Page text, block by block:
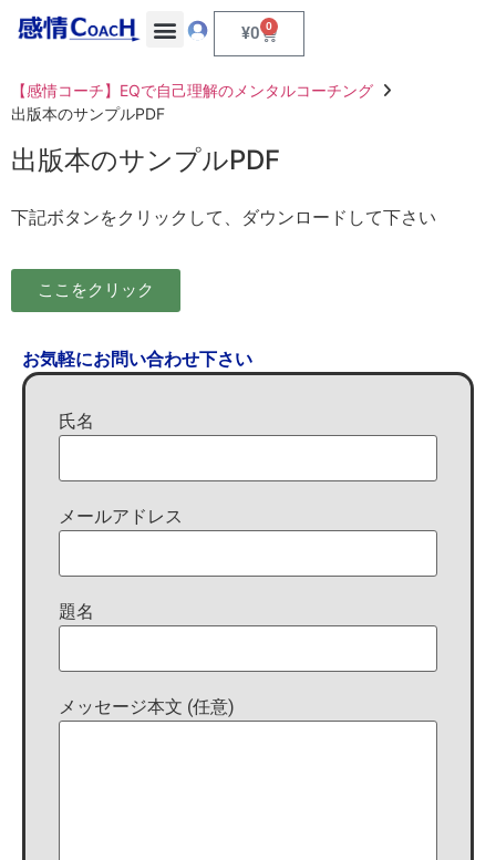
¥0 0
【感情コーチ】EQで自己理解のメンタルコーチング
出版本のサンプルPDF
出版本のサンプルPDF
下記ボタンをクリックして、ダウンロードして下さい
ここをクリック
お気軽にお問い合わせ下さい
氏名
メールアドレス
題名
メッセージ本文 (任意)